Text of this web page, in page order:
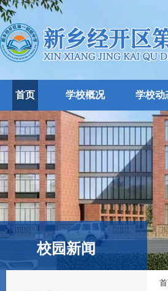
首页 学校概况 学校动
校园新闻